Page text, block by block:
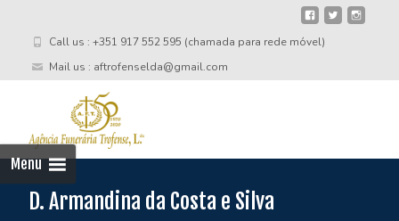
Call us : +351 917 552 595 (chamada para rede móvel)
Mail us : aftrofenselda@gmail.com
Menu
D. Armandina da Costa e Silva